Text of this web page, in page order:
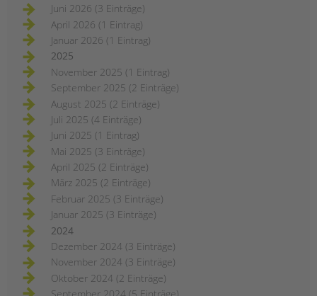
Juni 2026 (3 Einträge)
April 2026 (1 Eintrag)
Januar 2026 (1 Eintrag)
2025
November 2025 (1 Eintrag)
September 2025 (2 Einträge)
August 2025 (2 Einträge)
Juli 2025 (4 Einträge)
Juni 2025 (1 Eintrag)
Mai 2025 (3 Einträge)
April 2025 (2 Einträge)
März 2025 (2 Einträge)
Februar 2025 (3 Einträge)
Januar 2025 (3 Einträge)
2024
Dezember 2024 (3 Einträge)
November 2024 (3 Einträge)
Oktober 2024 (2 Einträge)